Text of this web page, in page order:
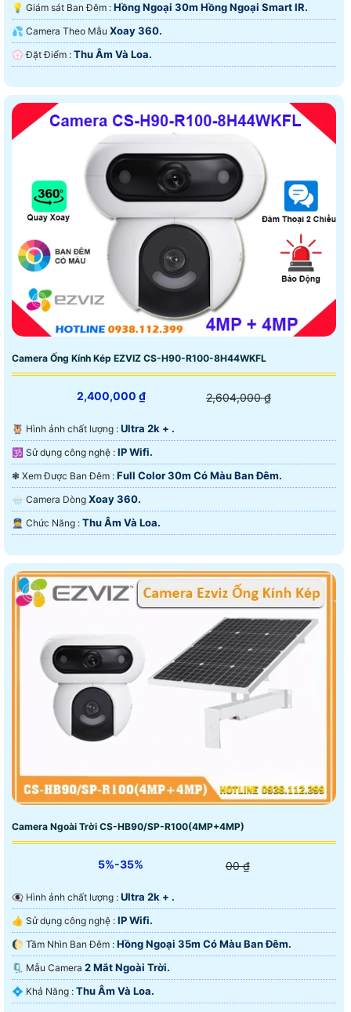
💡 Giám sát Ban Đêm : Hồng Ngoại 30m Hồng Ngoại Smart IR.
💦 Camera Theo Mẫu Xoay 360.
️💮 Đặt Điểm : Thu Âm Và Loa.
Camera Ống Kính Kép EZVIZ CS-H90-R100-8H44WKFL
2,400,000 ₫ 2,604,000 ₫
🦉 Hình ảnh chất lượng : Ultra 2k + .
🕉️ Sử dụng công nghệ : IP Wifi.
❃ Xem Được Ban Đêm : Full Color 30m Có Màu Ban Ðêm.
🌧️ Camera Dòng Xoay 360.
️👮 Chức Năng : Thu Âm Và Loa.
Camera Ngoài Trời CS-HB90/SP-R100(4MP+4MP)
5%-35% 00 ₫
👁️‍🗨 Hình ảnh chất lượng : Ultra 2k + .
👍 Sử dụng công nghệ : IP Wifi.
🌔 Tầm Nhìn Ban Đêm : Hồng Ngoại 35m Có Màu Ban Ðêm.
🗜️ Mẫu Camera 2 Mắt Ngoài Trời.
️💠 Khả Năng : Thu Âm Và Loa.